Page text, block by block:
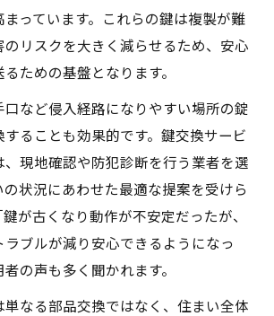
っています。これらの鍵は複製が難
のリスクを大きく減らせるため、安心
ための基盤となります。
口など侵入経路になりやすい場所の錠
ることも効果的です。鍵交換サービ
、現地確認や防犯診断を行う業者を選
状況にあわせた最適な提案を受けら
が古くなり動作が不安定だったが、
ブルが減り安心できるようになっ
の声も多く聞かれます。
なる部品交換ではなく、住まい全体